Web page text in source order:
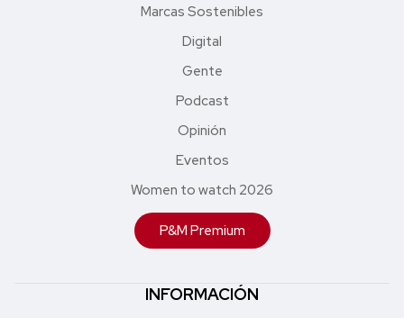
Marcas Sostenibles
Digital
Gente
Podcast
Opinión
Eventos
Women to watch 2026
P&M Premium
INFORMACIÓN